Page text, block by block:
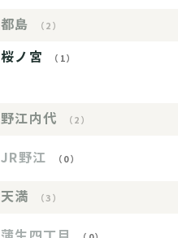
都島 （2）
桜ノ宮 （1）
野江内代 （2）
JR野江 （0）
天満 （3）